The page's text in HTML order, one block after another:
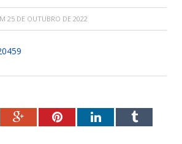
25 DE OUTUBRO DE 2022
Google+PinterestLinkedInTumblr